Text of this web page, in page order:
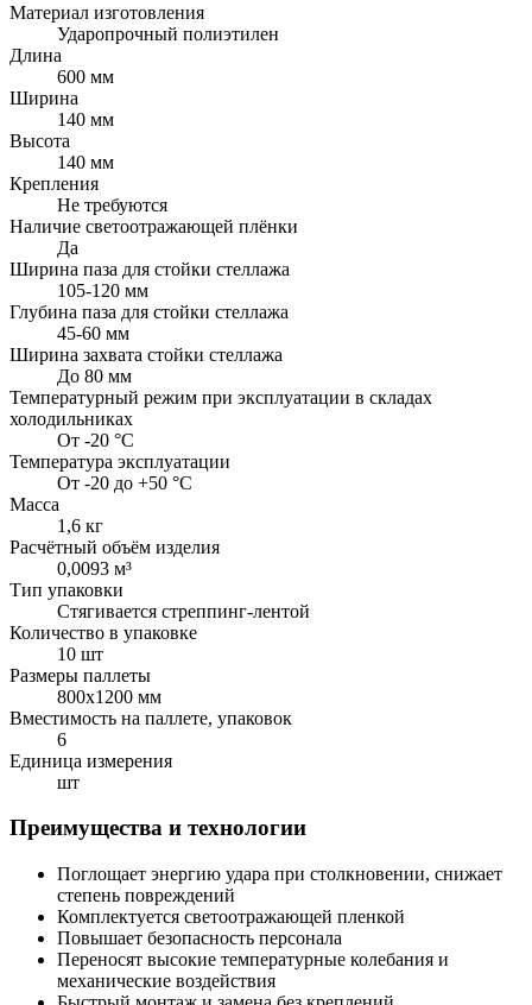
Материал изготовления
Ударопрочный полиэтилен
Длина
600 мм
Ширина
140 мм
Высота
140 мм
Крепления
Не требуются
Наличие светоотражающей плёнки
Да
Ширина паза для стойки стеллажа
105-120 мм
Глубина паза для стойки стеллажа
45-60 мм
Ширина захвата стойки стеллажа
До 80 мм
Температурный режим при эксплуатации в складах
холодильниках
От -20 °С
Температура эксплуатации
От -20 до +50 °С
Масса
1,6 кг
Расчётный объём изделия
0,0093 м³
Тип упаковки
Стягивается стреппинг-лентой
Количество в упаковке
10 шт
Размеры паллеты
800х1200 мм
Вместимость на паллете, упаковок
6
Единица измерения
шт
Преимущества и технологии
Поглощает энергию удара при столкновении, снижает
степень повреждений
Комплектуется светоотражающей пленкой
Повышает безопасность персонала
Переносят высокие температурные колебания и
механические воздействия